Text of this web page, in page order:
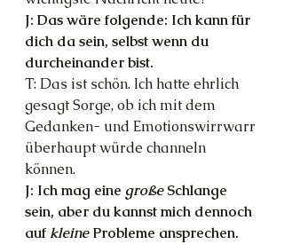
J: Das wäre folgende: Ich kann für
dich da sein, selbst wenn du
durcheinander bist.
T: Das ist schön. Ich hatte ehrlich
gesagt Sorge, ob ich mit dem
Gedanken- und Emotionswirrwarr
überhaupt würde channeln
können.
J: Ich mag eine große Schlange
sein, aber du kannst mich dennoch
auf kleine Probleme ansprechen.